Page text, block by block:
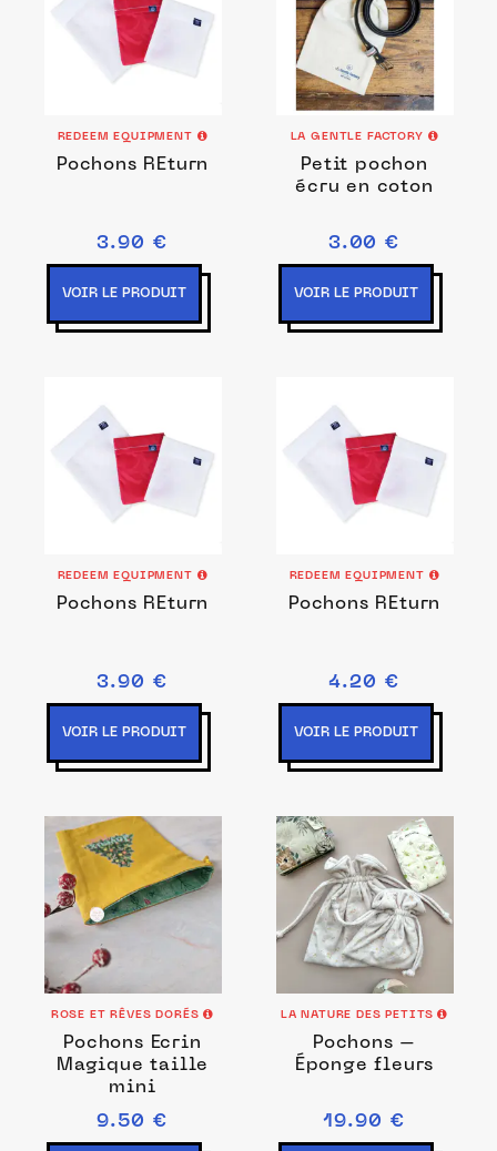
REDEEM EQUIPMENT
Pochons REturn
3.90 €
VOIR LE PRODUIT
LA GENTLE FACTORY
Petit pochon
écru en coton
3.00 €
VOIR LE PRODUIT
REDEEM EQUIPMENT
Pochons REturn
3.90 €
VOIR LE PRODUIT
REDEEM EQUIPMENT
Pochons REturn
4.20 €
VOIR LE PRODUIT
ROSE ET RÊVES DORÉS
Pochons Ecrin
Magique taille
mini
9.50 €
LA NATURE DES PETITS
Pochons –
Éponge fleurs
19.90 €